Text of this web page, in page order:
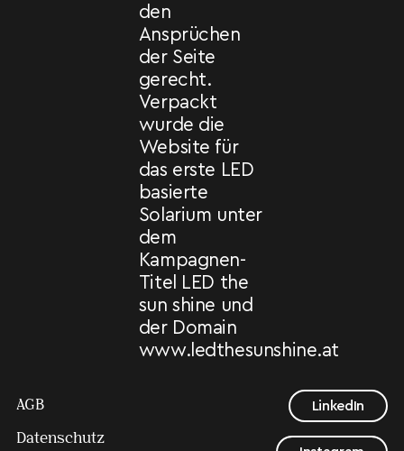
den
Ansprüchen
der Seite
gerecht.
Verpackt
wurde die
Website für
das erste LED
basierte
Solarium unter
dem
Kampagnen-
Titel LED the
sun shine und
der Domain
www.ledthesunshine.at
AGB
Datenschutz
LinkedIn